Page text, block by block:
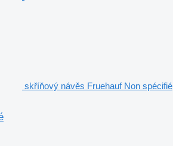
skříňový návěs Fruehauf Non spécifié